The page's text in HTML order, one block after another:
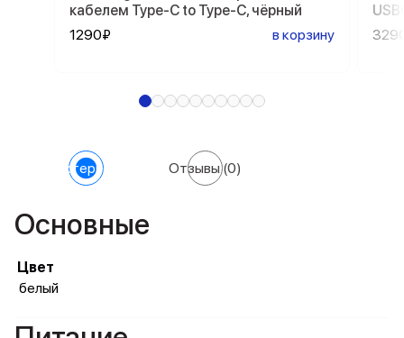
кабелем Type-C to Type-C, чёрный
1290₽
в корзину
Характеристики Отзывы(0)
Основные
Цвет
белый